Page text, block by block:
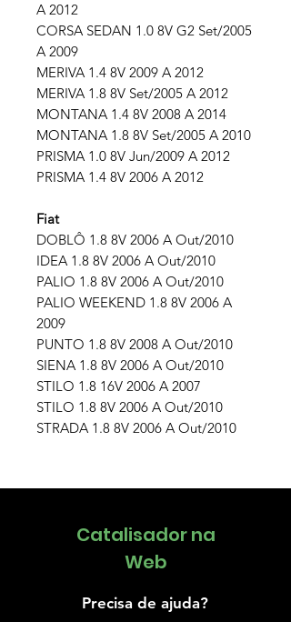
A 2012
CORSA SEDAN 1.0 8V G2 Set/2005
A 2009
MERIVA 1.4 8V 2009 A 2012
MERIVA 1.8 8V Set/2005 A 2012
MONTANA 1.4 8V 2008 A 2014
MONTANA 1.8 8V Set/2005 A 2010
PRISMA 1.0 8V Jun/2009 A 2012
PRISMA 1.4 8V 2006 A 2012
Fiat
DOBLÔ 1.8 8V 2006 A Out/2010
IDEA 1.8 8V 2006 A Out/2010
PALIO 1.8 8V 2006 A Out/2010
PALIO WEEKEND 1.8 8V 2006 A
2009
PUNTO 1.8 8V 2008 A Out/2010
SIENA 1.8 8V 2006 A Out/2010
STILO 1.8 16V 2006 A 2007
STILO 1.8 8V 2006 A Out/2010
STRADA 1.8 8V 2006 A Out/2010
Catalisador na
Web
Precisa de ajuda?